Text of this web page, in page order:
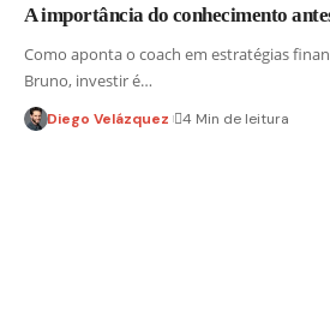
A importância do conhecimento
Como aponta o coach em estratégias
Bruno, investir é…
Diego Velázquez 4 Min de leitura